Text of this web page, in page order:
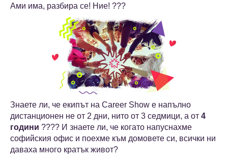
Ами има, разбира се! Ние! ???
Знаете ли, че екипът на Career Show е напълно
дистанционен не от 2 дни, нито от 3 седмици, а от 4
години ???? И знаете ли, че когато напуснахме
софийския офис и поехме към домовете си, всички ни
даваха много кратък живот?